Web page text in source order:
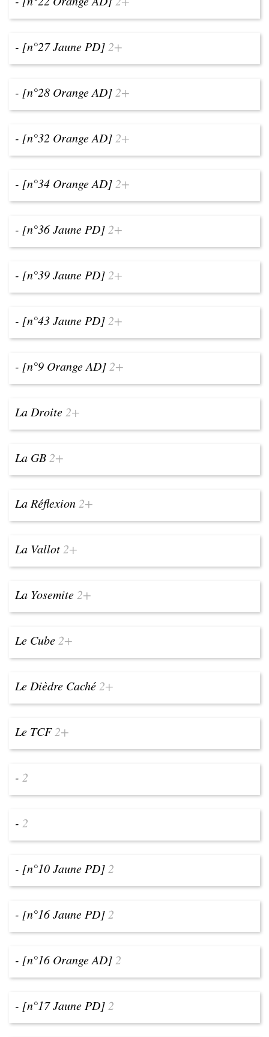
- [n°27 Jaune PD] 2+
- [n°28 Orange AD] 2+
- [n°32 Orange AD] 2+
- [n°34 Orange AD] 2+
- [n°36 Jaune PD] 2+
- [n°39 Jaune PD] 2+
- [n°43 Jaune PD] 2+
- [n°9 Orange AD] 2+
La Droite 2+
La GB 2+
La Réflexion 2+
La Vallot 2+
La Yosemite 2+
Le Cube 2+
Le Dièdre Caché 2+
Le TCF2+
- 2
- 2
- [n°10 Jaune PD] 2
- [n°16 Jaune PD] 2
- [n°16 Orange AD] 2
- [n°17 Jaune PD] 2